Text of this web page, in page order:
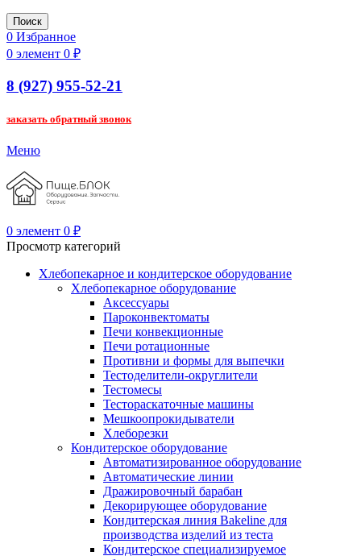
Поиск
0 Избранное
0 элемент 0 ₽
8 (927) 955-52-21
заказать обратный звонок
Меню
0 элемент 0 ₽
Просмотр категорий
Хлебопекарное и кондитерское оборудование
Хлебопекарное оборудование
Аксессуары
Пароконвектоматы
Печи конвекционные
Печи ротационные
Противни и формы для выпечки
Тестоделители-округлители
Тестомесы
Тестораскаточные машины
Мешкоопрокидыватели
Хлеборезки
Кондитерское оборудование
Автоматизированное оборудование
Автоматические линии
Дражировочный барабан
Декорирующее оборудование
Кондитерская линия Bakeline для
производства изделий из теста
Кондитерское специализируемое